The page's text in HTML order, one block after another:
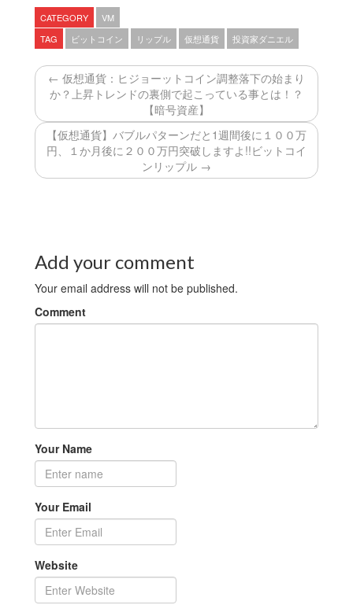
CATEGORY
VM
TAG
ビットコイン リップル 仮想通貨 投資家ダニエル
← 仮想通貨：ヒジョーットコイン調整落下の始まり
か？上昇トレンドの裏側で起こっている事とは！？
【暗号資産】
【仮想通貨】バブルパターンだと1週間後に１００万
円、１か月後に２００万円突破しますよ!!ビットコイ
ンリップル →
Add your comment
Your email address will not be published.
Comment
Your Name
Your Email
Website